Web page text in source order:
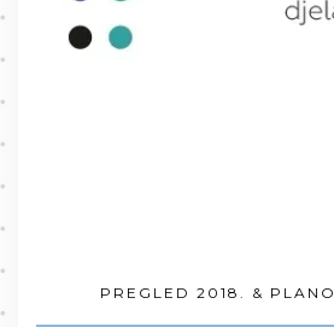
PREGLED 2018. &